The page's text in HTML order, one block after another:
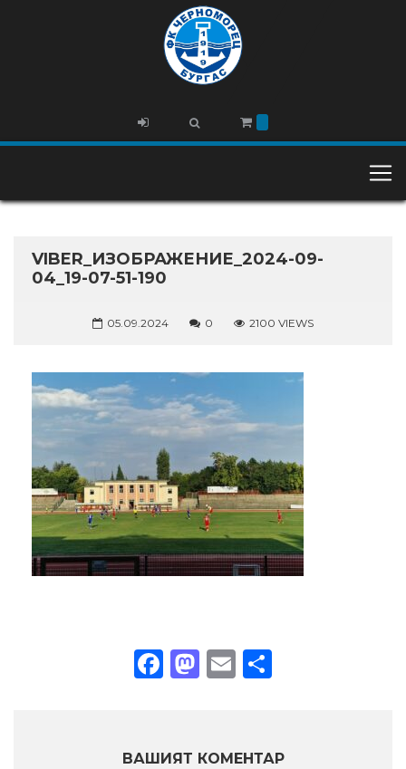
VIBER_ИЗОБРАЖЕНИЕ_2024-09-
04_19-07-51-190
05.09.2024 0 2100 VIEWS
Facebook
Mastodon
Email
ВАШИЯТ КОМЕНТАР